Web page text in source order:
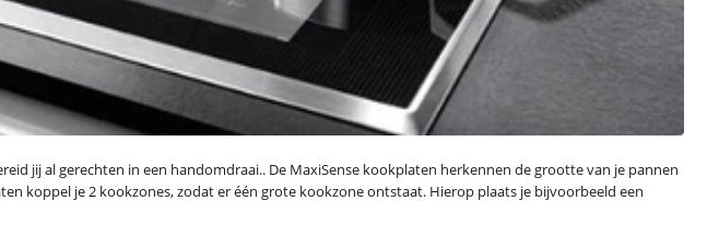
jij al gerechten in een handomdraai.. De MaxiSense kookplaten herkennen de grootte van je pannen
koppel je 2 kookzones, zodat er één grote kookzone ontstaat. Hierop plaats je bijvoorbeeld een